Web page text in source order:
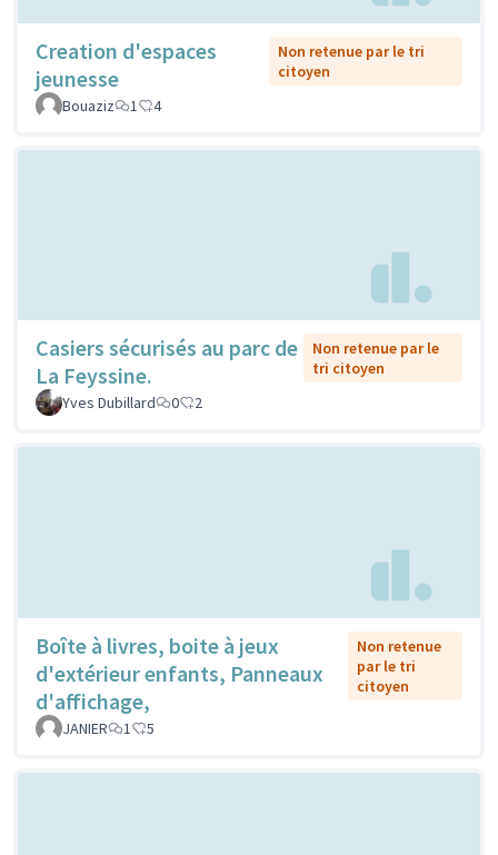
Creation d'espaces
jeunesse
Non retenue par le tri
citoyen
Bouaziz
1 4
Casiers sécurisés au parc de
La Feyssine.
Non retenue par le
tri citoyen
Yves Dubillard
0 2
Boîte à livres, boite à jeux
d'extérieur enfants, Panneaux
d'affichage,
Non retenue
par le tri
citoyen
JANIER 1 5